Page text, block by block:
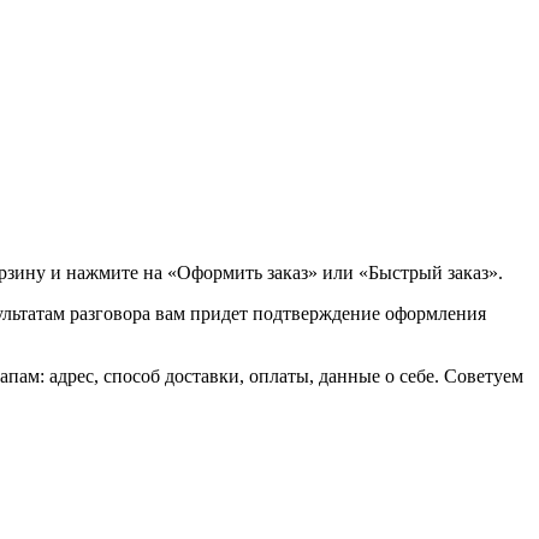
и нажмите на «Оформить заказ» или «Быстрый заказ».
разговора вам придет подтверждение оформления
адрес, способ доставки, оплаты, данные о себе. Советуем